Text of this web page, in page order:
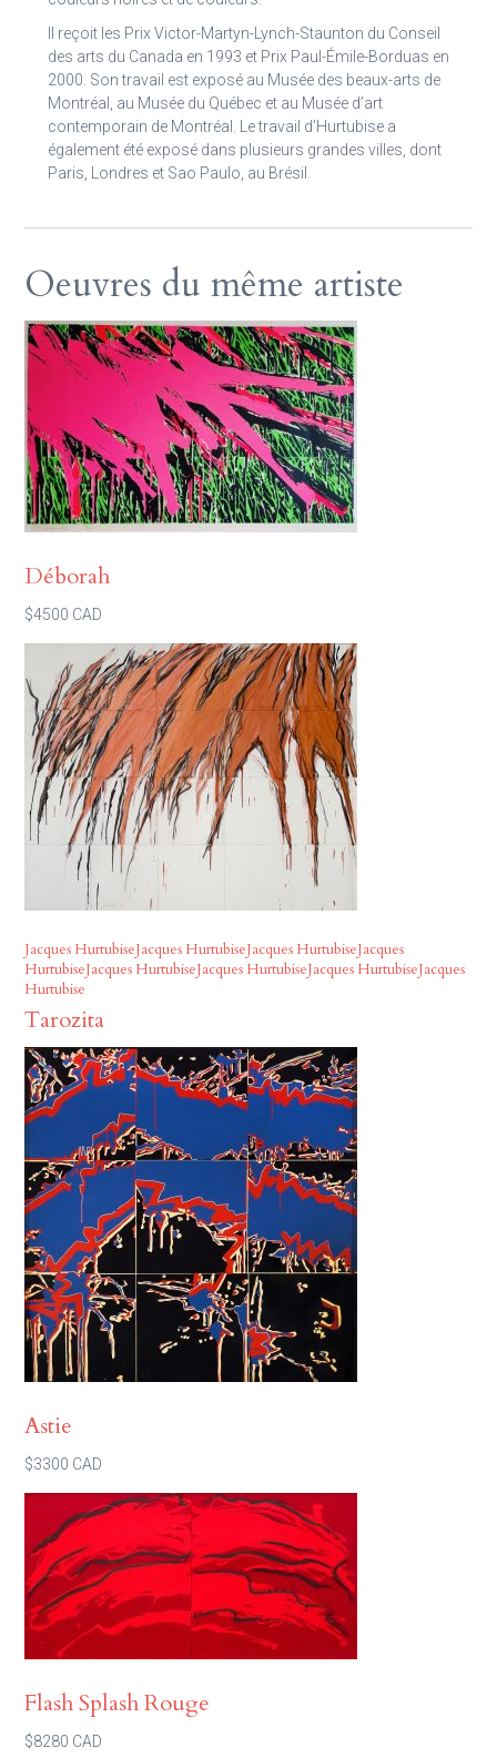
Il reçoit les Prix Victor-Martyn-Lynch-Staunton du Conseil
des arts du Canada en 1993 et Prix Paul-Émile-Borduas en
2000. Son travail est exposé au Musée des beaux-arts de
Montréal, au Musée du Québec et au Musée d’art
contemporain de Montréal. Le travail d’Hurtubise a
également été exposé dans plusieurs grandes villes, dont
Paris, Londres et Sao Paulo, au Brésil.
Oeuvres du même artiste
Déborah
$4500 CAD
Jacques HurtubiseJacques HurtubiseJacques HurtubiseJacques
HurtubiseJacques HurtubiseJacques HurtubiseJacques HurtubiseJacques
Hurtubise
Tarozita
Astie
$3300 CAD
Flash Splash Rouge
$8280 CAD